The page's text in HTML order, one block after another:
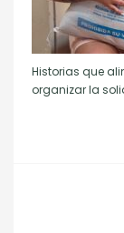
Historias que
organizar la